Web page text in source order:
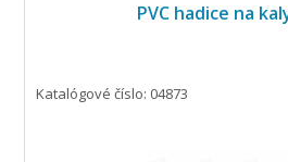
PVC hadice na
Katalógové číslo: 04873